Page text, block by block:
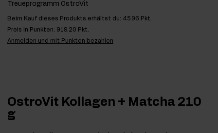
Treueprogramm OstroVit
Beim Kauf dieses Produkts erhältst du: 45.96 Pkt.
Preis in Punkten: 919.20 Pkt.
Anmelden und mit Punkten bezahlen
OstroVit Kollagen + Matcha 210
g